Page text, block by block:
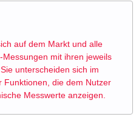
auf dem Markt und alle
mit ihren jeweils
unterscheiden sich im
Funktionen, die dem Nutzer
Messwerte anzeigen.